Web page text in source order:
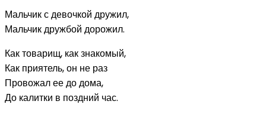
Мальчик с девочкой дружил,
Мальчик дружбой дорожил.
Как товарищ, как знакомый,
Как приятель, он не раз
Провожал ее до дома,
До калитки в поздний час.